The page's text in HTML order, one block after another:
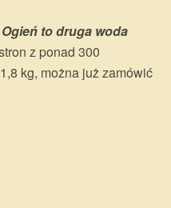
Ogień to druga woda
z ponad 300
kg, można już zamówić